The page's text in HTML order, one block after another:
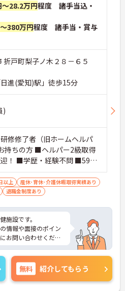
28.2万円程度 諸手当込・
380万円程度 諸手当・賞与
折戸町梨子ノ木２８－６５
進(愛知)駅」徒歩15分
)
修修了者（旧ホームヘルパ
持ちの方 ■ヘルパー2級取得
！ ■学歴・経験不問 ■59歳
年齢を上限）
以上
産休･育休･介護休暇取得実績あり
退職金制度あり
施設です。
情報や面接のポイン
お問い合わせくださ
無料 紹介してもらう